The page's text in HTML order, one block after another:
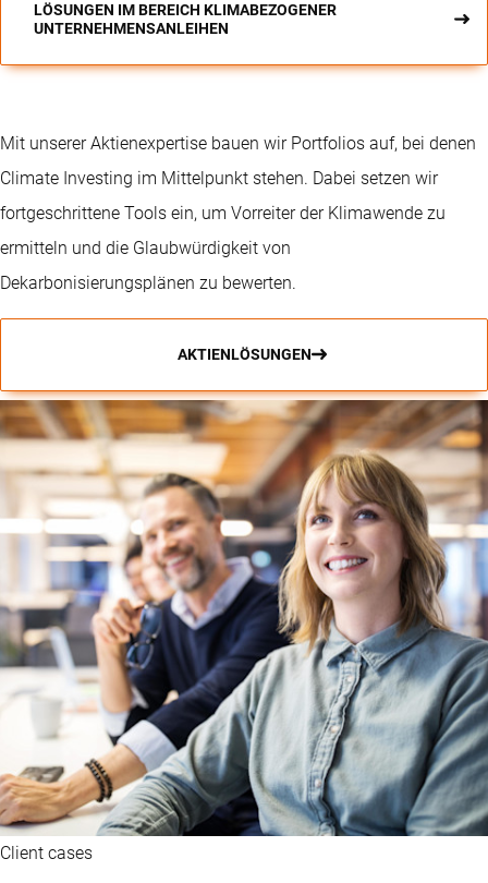
LÖSUNGEN IM BEREICH KLIMABEZOGENER
UNTERNEHMENSANLEIHEN
Mit unserer Aktienexpertise bauen wir Portfolios auf, bei denen
Climate Investing im Mittelpunkt stehen. Dabei setzen wir
fortgeschrittene Tools ein, um Vorreiter der Klimawende zu
ermitteln und die Glaubwürdigkeit von
Dekarbonisierungsplänen zu bewerten.
AKTIENLÖSUNGEN
Client cases